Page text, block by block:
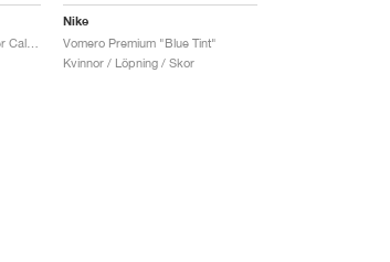
Nike
Vomero Premium "Blue Tint"
Kvinnor / Löpning / Skor